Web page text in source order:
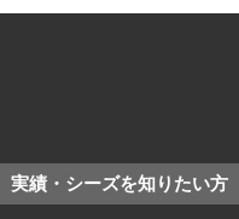
実績・シーズを知りたい方